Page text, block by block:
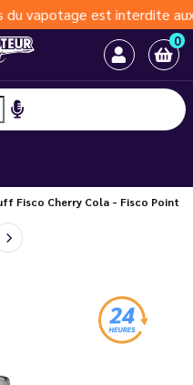
est interdite aux
0
Fisco Cherry Cola - Fisco Point